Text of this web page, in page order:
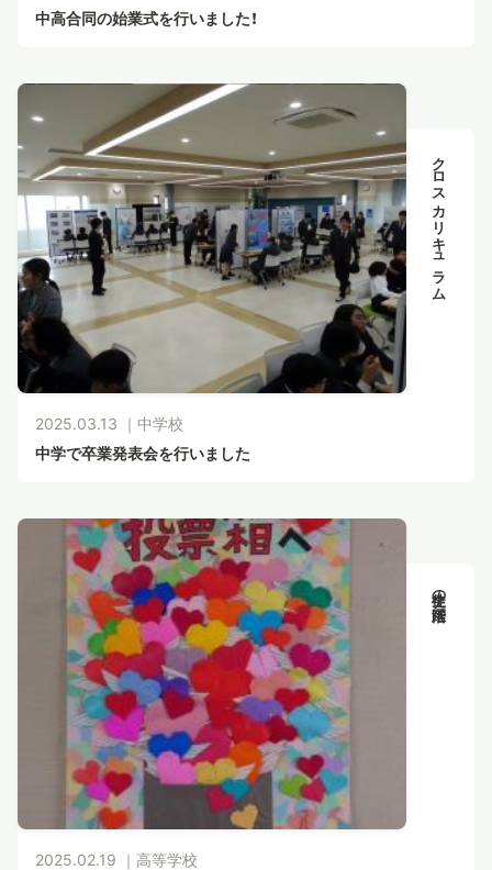
中高合同の始業式を行いました！
クロスカリキュラム
2025.03.13 ｜ 中学校
中学で卒業発表会を行いました
生徒の活躍
2025.02.19 ｜ 高等学校